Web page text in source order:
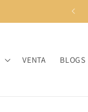
VENTA BLOGS